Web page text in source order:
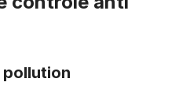
pollution